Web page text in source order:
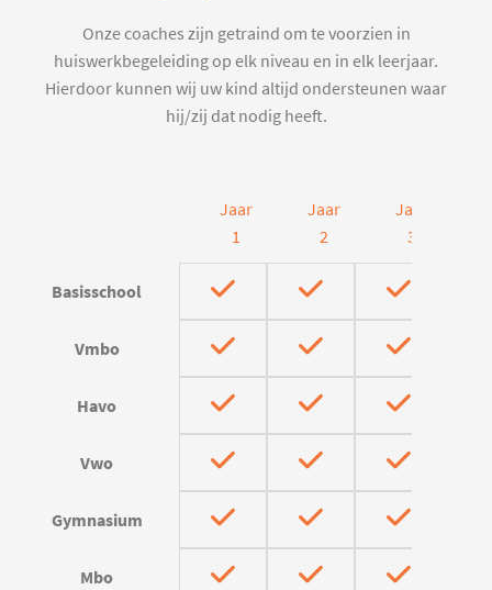
Onze coaches zijn getraind om te voorzien in
huiswerkbegeleiding op elk niveau en in elk leerjaar.
Hierdoor kunnen wij uw kind altijd ondersteunen waar
hij/zij dat nodig heeft.
Jaar
1
Jaar
2
Jaar
3
Basisschool
Vmbo
Havo
Vwo
Gymnasium
Mbo